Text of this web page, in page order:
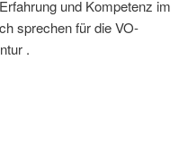
und Kompetenz im
sprechen für die VO-
.